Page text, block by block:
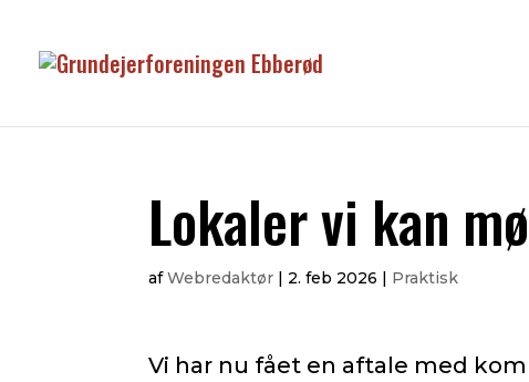
Lokaler vi kan
afWebredaktør | 2. feb 2026 | Praktisk
Vi har nu fået en aftale med